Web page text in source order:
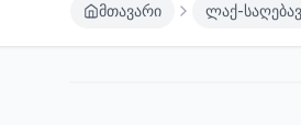
მთავარი ლაქ-